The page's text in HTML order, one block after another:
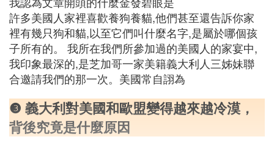
許多美國人家裡喜歡養狗養貓,他們甚至還告訴你家
裡有幾只狗和貓,以至它們叫什麼名字,是屬於哪個孩
子所有的。 我所在我們所參加過的美國人的家宴中,
我印象最深的,是芝加哥一家美籍義大利人三姊妹聯
合邀請我們的那一次。美國常自詡為
❸ 義大利對美國和歐盟變得越來越冷漠，
背後究竟是什麼原因